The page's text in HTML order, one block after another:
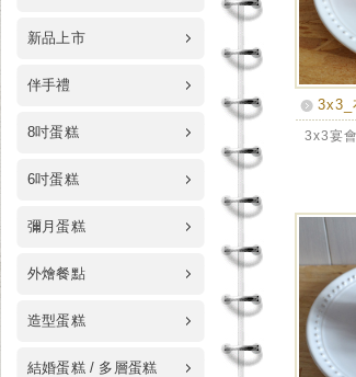
新品上市
伴手禮
8吋蛋糕
6吋蛋糕
彌月蛋糕
外燴餐點
造型蛋糕
結婚蛋糕 / 多層蛋糕
3x3_
3x3宴